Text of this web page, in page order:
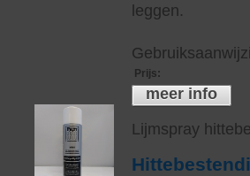
leggen.
Prijs:
meer info
Lijmspray